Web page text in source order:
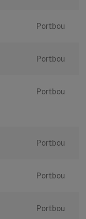
Portbou
Portbou
Portbou
Portbou
Portbou
Portbou